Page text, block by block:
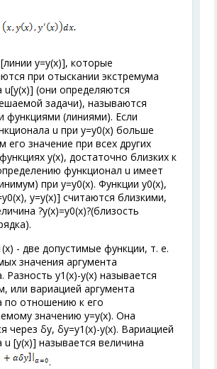
у=у(х)], которые
при отыскании экстремума
u[у(х)] (они определяются
задачи), называются
функциями (линиями). Если
u при у=у0(х) больше
его значение при всех других
у(х), достаточно близких к
функционал u имеет
при у=у0(х). Функции у0(х),
0(х), у=у(х)] считаются близкими,
?у(х)=у0(х)?(близость
(х) - две допустимые функции, т. е.
значения аргумента
Разность y1(x)-у(х) называется
или вариацией аргумента
по отношению к его
значению у=у(х). Она
через δу, δy=y1(x)-у(х). Вариацией
u [у(х)] называется величина
.